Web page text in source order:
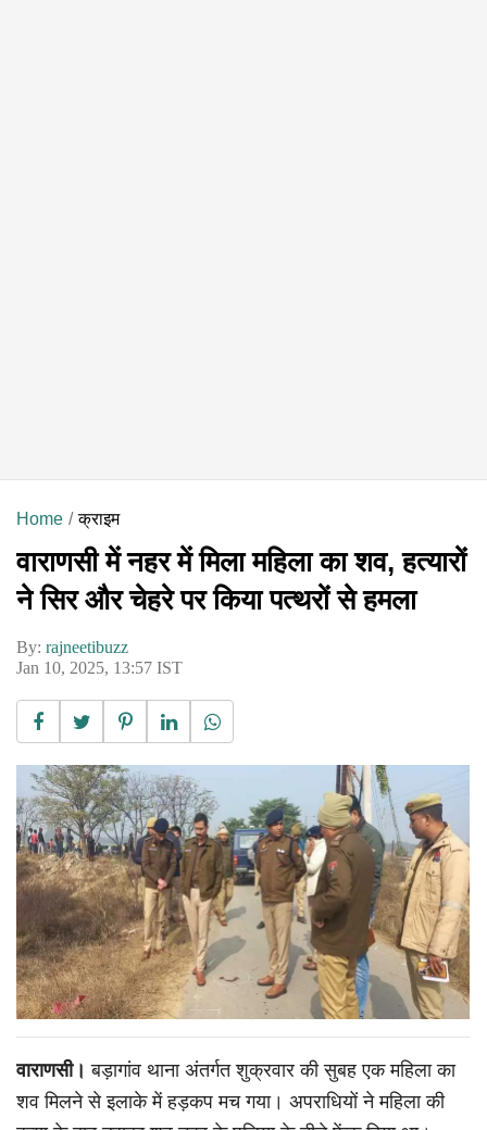
Home क्राइम
वाराणसी में नहर में मिला महिला का शव, हत्यारों
ने सिर और चेहरे पर किया पत्थरों से हमला
By: rajneetibuzz
Jan 10, 2025, 13:57 IST
वाराणसी। बड़ागांव थाना अंतर्गत शुक्रवार की सुबह एक महिला का
शव मिलने से इलाके में हड़कप मच गया। अपराधियों ने महिला की